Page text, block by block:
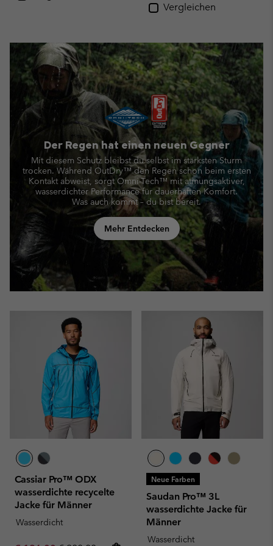
Vergleichen
Der Regen hat einen neuen Gegner
Mit diesem Schutz bleibst du selbst im stärksten Sturm
trocken. Während OutDry™ den Regen schon beim ersten
Kontakt abweist, sorgt Omni-Tech™ mit atmungsaktiver,
wasserdichter Performance für dauerhaften Komfort.
Was auch kommt – du bist bereit.
Mehr Entdecken
Cassiar Pro™ ODX
wasserdichte recycelte
Jacke für Männer
Wasserdicht
Neue Farben
Saudan Pro™ 3L
wasserdichte Jacke für
Männer
Wasserdicht